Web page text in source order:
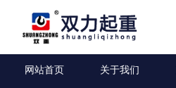
网站首页 关于我们